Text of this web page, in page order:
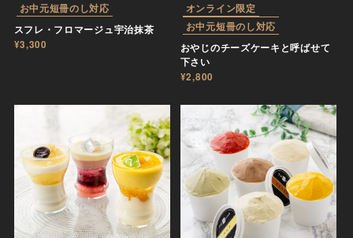
お中元短冊のし対応
スフレ・フロマージュ宇治抹茶
¥3,300
オンライン限定
お中元短冊のし対応
おやじのチーズケーキと呼ばせて
下さい
¥2,800